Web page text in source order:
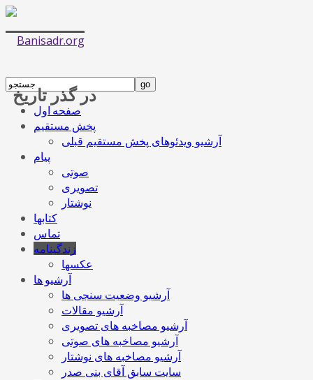
صفحه اول
پخش مستقیم
آرشیو ویدئوهای پخش مستقیم قبلی
پیام
صوتی
تصویری
نوشتار
کتابها
تماس
زندگینامه
عکسها
آرشیو ها
آرشیو وضعیت سنجی ها
آرشیو مقالات
آرشیو مصاخبه های تصویری
آرشیو مصاخبه های صوتی
آرشیو مصاخبه های نوشتار
سایت سابق آقای بنی صدر
در گذر تاریخ